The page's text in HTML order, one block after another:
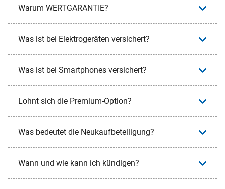
Warum WERTGARANTIE?
Was ist bei Elektrogeräten versichert?
Was ist bei Smartphones versichert?
Lohnt sich die Premium-Option?
Was bedeutet die Neukaufbeteiligung?
Wann und wie kann ich kündigen?